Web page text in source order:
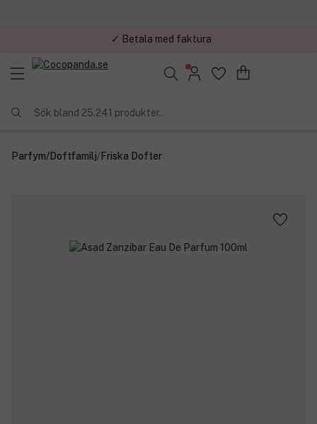
✓ Betala med faktura
Sök bland 25.241 produkter..
Parfym/Doftfamilj/Friska Dofter